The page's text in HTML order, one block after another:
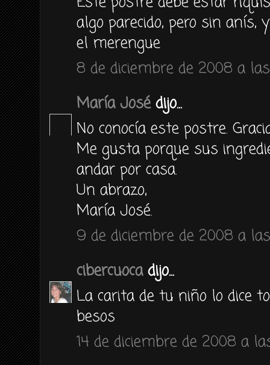
algo parecido, pero sin anís,
el merengue
8 de diciembre de 2008 a las
María Josédijo...
No conocía este postre.
Me gusta porque sus
andar por casa.
Un abrazo,
María José.
9 de diciembre de 2008 a
cibercuocadijo...
La carita de tu niño lo dice
besos
14 de diciembre de 2008 a